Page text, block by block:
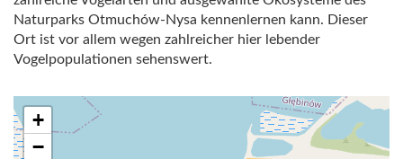
Naturparks Otmuchów-Nysa kennenlernen kann. Dieser
Ort ist vor allem wegen zahlreicher hier lebender
Vogelpopulationen sehenswert.
+
−